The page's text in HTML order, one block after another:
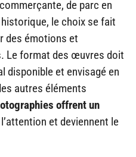
de parc en
le choix se fait
des émotions et
Le format des œuvres doit
disponible et envisagé en
autres éléments
offrent un
et deviennent le